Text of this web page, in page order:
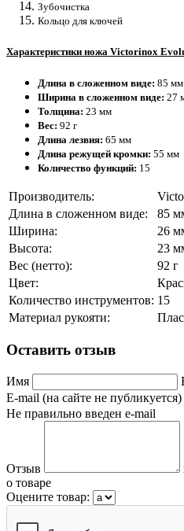
Зубочистка
Кольцо для ключей
Характеристики ножа Victorinox
Длина в сложенном виде: 85 мм
Ширина в сложенном виде: 27
Толщина: 23 мм
Вес: 92 г
Длина лезвия: 65 мм
Длина режущей кромки: 55 мм
Количество функций: 15
Производитель:
Длина в сложенном виде:
85
Ширина:
26
Высота:
23
Вес (нетто):
92 г
Цвет:
Количество инструментов: 15
Материал рукояти:
Оставить отзыв
Имя
E-mail (на сайте не публикуется)
Не правильно введен e-mail
Отзыв
о товаре
Оцените товар: